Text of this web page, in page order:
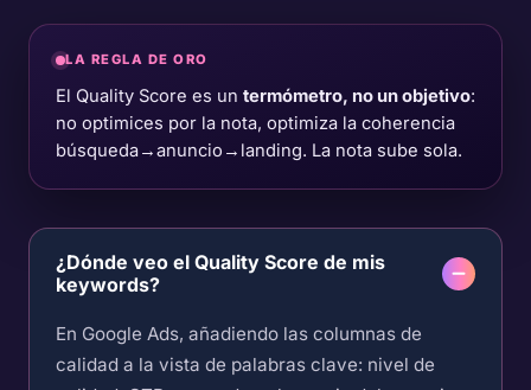
LA REGLA DE ORO
El Quality Score es un termómetro, no un objetivo:
no optimices por la nota, optimiza la coherencia
búsqueda→anuncio→landing. La nota sube sola.
¿Dónde veo el Quality Score de mis
keywords?
En Google Ads, añadiendo las columnas de
calidad a la vista de palabras clave: nivel de